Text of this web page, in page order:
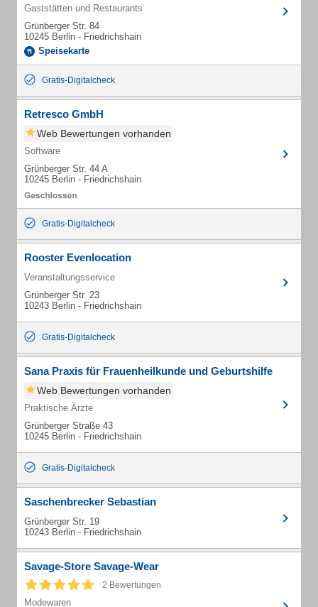
Gaststätten und Restaurants
Grünberger Str. 84
10245 Berlin - Friedrichshain
Speisekarte
Gratis-Digitalcheck
Retresco GmbH
Web Bewertungen vorhanden
Software
Grünberger Str. 44 A
10245 Berlin - Friedrichshain
Gratis-Digitalcheck
Rooster Evenlocation
Veranstaltungsservice
Grünberger Str. 23
10243 Berlin - Friedrichshain
Gratis-Digitalcheck
Sana Praxis für Frauenheilkunde und Geburtshilfe
Web Bewertungen vorhanden
Praktische Ärzte
Grünberger Straße 43
10245 Berlin - Friedrichshain
Gratis-Digitalcheck
Saschenbrecker Sebastian
Grünberger Str. 19
10243 Berlin - Friedrichshain
Savage-Store Savage-Wear
2 Bewertungen
Modewaren